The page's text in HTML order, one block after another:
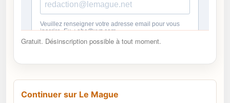
Gratuit. Désinscription possible à tout moment.
Continuer sur Le Mague